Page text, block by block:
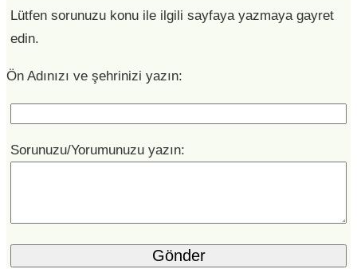
Lütfen sorunuzu konu ile ilgili sayfaya yazmaya gayret
edin.
Ön Adınızı ve şehrinizi yazın:
Sorunuzu/Yorumunuzu yazın: